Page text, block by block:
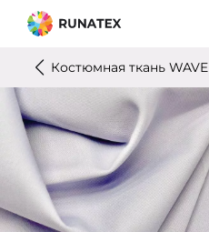
Костюмная ткань WAVE